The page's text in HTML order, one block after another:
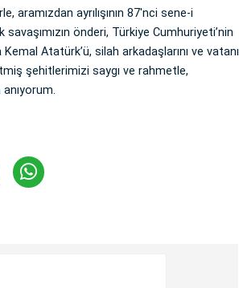
aramızdan ayrılışının 87'nci sene-i
savaşımızın önderi, Türkiye Cumhuriyeti’nin
Atatürk’ü, silah arkadaşlarını ve vatanı
şehitlerimizi saygı ve rahmetle,